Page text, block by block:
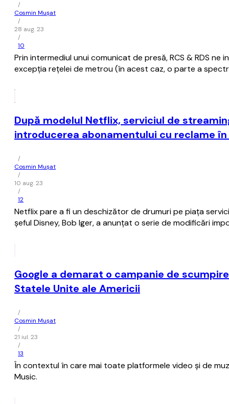
/
Cosmin Mușat
/
28 aug. 23
/
10
Prin intermediul unui comunicat de presă, RCS & RDS
excepția rețelei de metrou (în acest caz, o parte a
După modelul Netflix, serviciul de
introducerea abonamentului cu reclame în
/
Cosmin Mușat
/
10 aug. 23
/
12
Netflix pare a fi un deschizător de drumuri pe piaţa
şeful Disney, Bob Iger, a anunţat o serie de modificări
Google a demarat o campanie de
Statele Unite ale Americii
/
Cosmin Mușat
/
21 iul. 23
/
13
În contextul în care mai toate platformele video şi de
Music.